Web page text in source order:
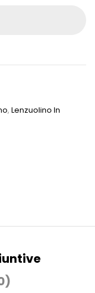
, Lenzuolino In